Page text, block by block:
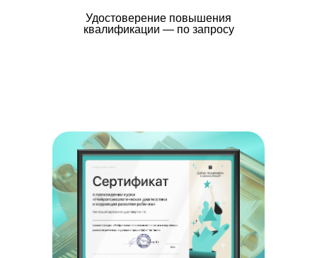
Удостоверение повышения
квалификации — по запросу